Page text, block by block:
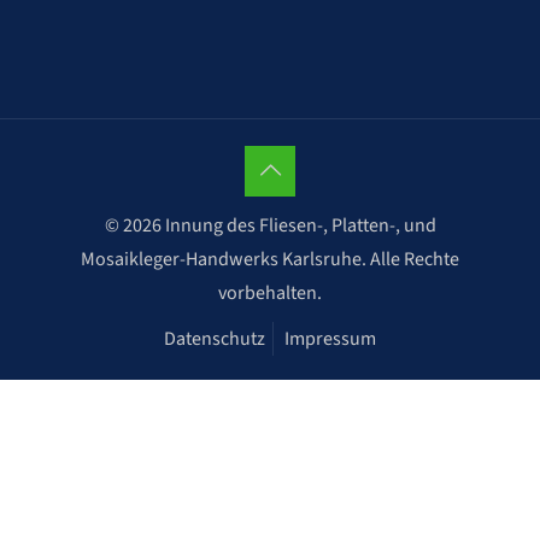
© 2026 Innung des Fliesen-, Platten-, und
Mosaikleger-Handwerks Karlsruhe. Alle Rechte
vorbehalten.
Datenschutz
Impressum